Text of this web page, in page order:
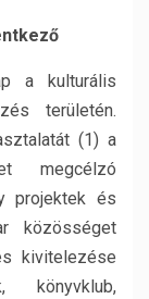
a kulturális
területén.
(1) a
megcélzó
projektek és
közösséget
kivitelezése
könyvklub,